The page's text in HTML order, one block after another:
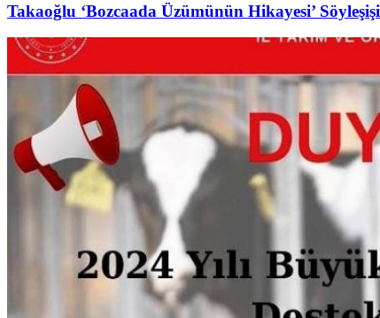
Takaoğlu ‘Bozcaada Üzümünün Hikayesi’ Söyleşişi